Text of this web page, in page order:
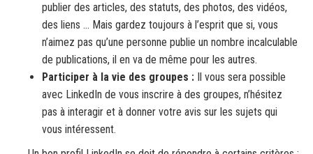
publier des articles, des statuts, des photos, des vidéos,
des liens … Mais gardez toujours à l’esprit que si, vous
n’aimez pas qu’une personne publie un nombre incalculable
de publications, il en va de même pour les autres.
Participer à la vie des groupes : Il vous sera possible
avec LinkedIn de vous inscrire à des groupes, n’hésitez
pas à interagir et à donner votre avis sur les sujets qui
vous intéressent.